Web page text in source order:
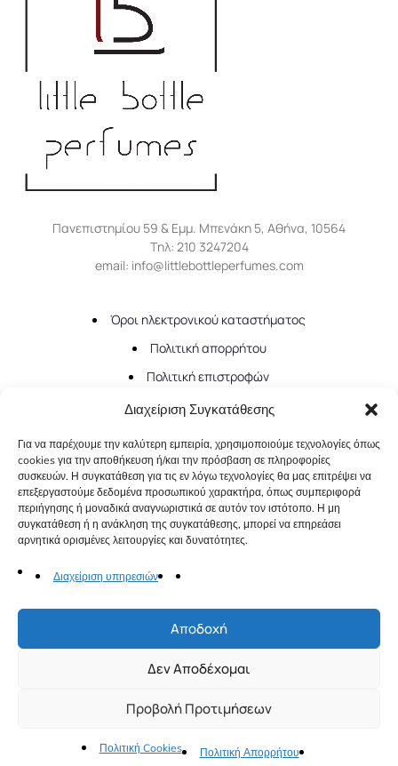
Διαχείριση Συγκατάθεσης
Για να παρέχουμε την καλύτερη εμπειρία, χρησιμοποιούμε τεχνολογίες όπως
cookies για την αποθήκευση ή/και την πρόσβαση σε πληροφορίες
συσκευών. Η συγκατάθεση για τις εν λόγω τεχνολογίες θα μας επιτρέψει να
επεξεργαστούμε δεδομένα προσωπικού χαρακτήρα, όπως συμπεριφορά
περιήγησης ή μοναδικά αναγνωριστικά σε αυτόν τον ιστότοπο. Η μη
συγκατάθεση ή η ανάκληση της συγκατάθεσης, μπορεί να επηρεάσει
αρνητικά ορισμένες λειτουργίες και δυνατότητες.
Διαχείριση υπηρεσιών
Αποδοχή
Δεν Αποδέχομαι
Προβολή Προτιμήσεων
Πολιτική Cookies Πολιτική Απορρήτου
Πανεπιστημίου 59 & Εμμ. Μπενάκη 5, Αθήνα, 10564
Tηλ: 210 3247204
email: info@littlebottleperfumes.com
Όροι ηλεκτρονικού καταστήματος
Πολιτική απορρήτου
Πολιτική επιστροφών
Αποστολές - Πληρωμές
Copyright 2026 Little Bottle Perfumes. All rights reserved
Compare
Remove all products